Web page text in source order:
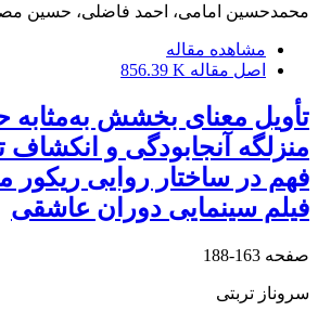
محمدحسین امامی، احمد فاضلی، حسین
مشاهده مقاله
اصل مقاله 856.39 K
تأویل معنای بخشش به‌‏مثابه
منزلگه آنجابودگی و
فهم در ساختار روایی ریکور
فیلم سینمایی دوران عاشقی
صفحه 163-188
سروناز تربتی